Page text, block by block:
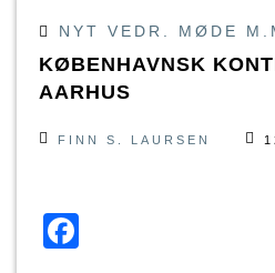
NYT VEDR. MØDE
KØBENHAVNSK
AARHUS
FINN S. LAURSEN